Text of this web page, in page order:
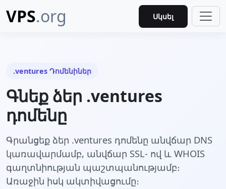
VPS.org Սկսել
.ventures Դոմենիներ
Գնեք ձեր .ventures
դոմենը
Գրանցեք ձեր .ventures դոմենը անվճար DNS
կառավարմամբ, անվճար SSL- ով և WHOIS
գաղտնիության պաշտպանությամբ։
Առաջին իսկ ակտիվացումը։